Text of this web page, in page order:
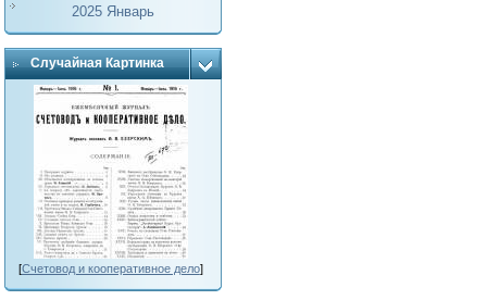
2025 Январь
Случайная Картинка
[Счетовод и кооперативное дело]